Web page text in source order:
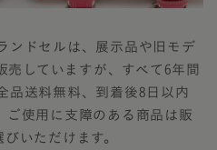
ンドセルは、展示品や旧モデ
売していますが、すべて6年間
品送料無料、到着後8日以内
ご使用に支障のある商品は販
いただけます。